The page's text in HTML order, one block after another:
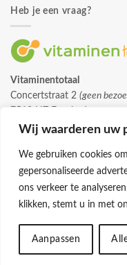
Wij waarderen uw
We gebruiken cookies
gepersonaliseerde
ons verkeer te
klikken, stemt u in met
Aanpassen
Heb je een vraag?
Vitaminentotaal
Concertstraat 2 (geen
info@vitaminentotaal.nl
©